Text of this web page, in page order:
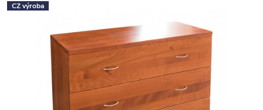
CZ výroba